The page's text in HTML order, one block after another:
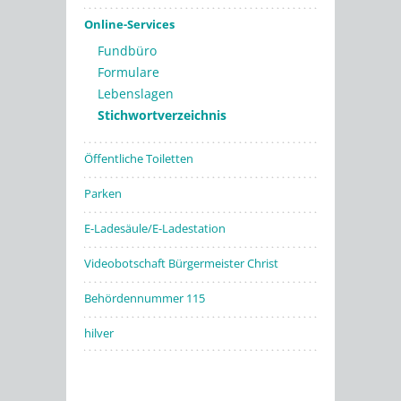
Online-Services
Fundbüro
Formulare
Lebenslagen
Stichwortverzeichnis
Öffentliche Toiletten
Parken
E-Ladesäule/E-Ladestation
Videobotschaft Bürgermeister Christ
Behördennummer 115
hilver